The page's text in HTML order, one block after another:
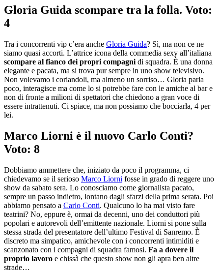
Gloria Guida scompare tra la folla. Voto:
4
Tra i concorrenti vip c’era anche Gloria Guida? Sì, ma non ce ne
siamo quasi accorti. L’attrice icona della commedia sexy all’italiana
scompare al fianco dei propri compagni di squadra. È una donna
elegante e pacata, ma si trova pur sempre in uno show televisivo.
Non volevamo i coriandoli, ma almeno un sorriso… Gloria parla
poco, interagisce ma come lo si potrebbe fare con le amiche al bar e
non di fronte a milioni di spettatori che chiedono a gran voce di
essere intrattenuti. Ci spiace, ma non possiamo che bocciarla, 4 per
lei.
Marco Liorni è il nuovo Carlo Conti?
Voto: 8
Dobbiamo ammettere che, iniziato da poco il programma, ci
chiedevamo se il serioso Marco Liorni fosse in grado di reggere uno
show da sabato sera. Lo conosciamo come giornalista pacato,
sempre un passo indietro, lontano dagli sfarzi della prima serata. Poi
abbiamo pensato a Carlo Conti. Qualcuno lo ha mai visto fare
teatrini? No, eppure è, ormai da decenni, uno dei conduttori più
popolari e autorevoli dell’emittente nazionale. Liorni si pone sulla
stessa strada del presentatore dell’ultimo Festival di Sanremo. È
discreto ma simpatico, amichevole con i concorrenti intimiditi e
scanzonato con i compagni di squadra famosi. Fa a dovere il
proprio lavoro e chissà che questo show non gli apra ben altre
strade…